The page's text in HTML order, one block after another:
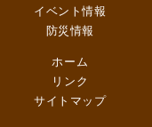
イベント情報
防災情報
ホーム
リンク
サイトマップ